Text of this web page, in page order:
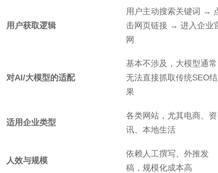
用户获取逻辑
用户主动搜索关键词 →
击网页链接 → 进入企业
网
对AI/大模型的适配
基本不涉及，大模型通常
无法直接抓取传统SEO结
果
适用企业类型
各类网站，尤其电商、资
讯、本地生活
人效与规模
依赖人工撰写、外推发
稿，规模化成本高